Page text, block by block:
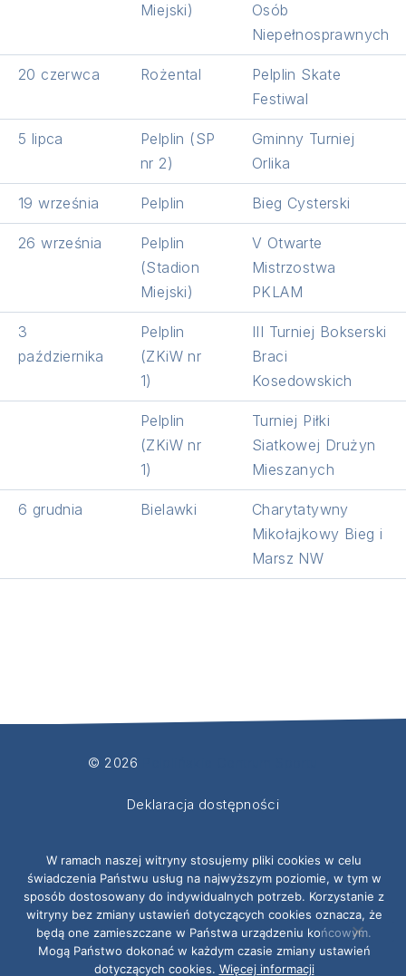
Miejski)
Osób
Niepełnosprawnych
20 czerwca Rożental
Pelplin Skate
Festiwal
5 lipca
Pelplin (SP
nr 2)
Gminny Turniej
Orlika
19 września Pelplin Bieg Cysterski
26 września
Pelplin
(Stadion
Miejski)
V Otwarte
Mistrzostwa
PKLAM
3
października
Pelplin
(ZKiW nr
1)
III Turniej Bokserski
Braci
Kosedowskich
Pelplin
(ZKiW nr
1)
Turniej Piłki
Siatkowej Drużyn
Mieszanych
6 grudnia Bielawki
Charytatywny
Mikołajkowy Bieg i
Marsz NW
© 2026
Deklaracja dostępności
Polityka ochrony dzieci
W ramach naszej witryny stosujemy pliki cookies w celu
świadczenia Państwu usług na najwyższym poziomie, w tym w
sposób dostosowany do indywidualnych potrzeb. Korzystanie z
witryny bez zmiany ustawień dotyczących cookies oznacza, że
będą one zamieszczane w Państwa urządzeniu końcowym.
Mogą Państwo dokonać w każdym czasie zmiany ustawień
dotyczących cookies. Więcej informacji